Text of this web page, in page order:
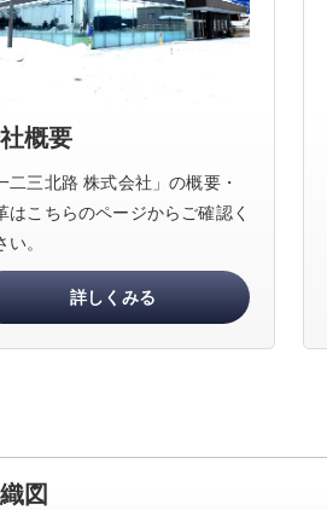
概要
二三北路 株式会社」の概要・
はこちらのページからご確認く
い。
詳しくみる
図